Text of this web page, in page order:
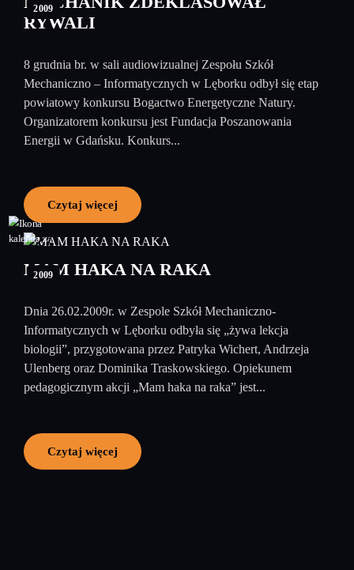
2009
RYWALI
8 grudnia br. w sali audiowizualnej Zespołu Szkół
Mechaniczno – Informatycznych w Lęborku odbył się etap
powiatowy konkursu Bogactwo Energetyczne Natury.
Organizatorem konkursu jest Fundacja Poszanowania
Energii w Gdańsku. Konkurs...
Czytaj więcej
27
2009
MAM HAKA NA RAKA
Dnia 26.02.2009r. w Zespole Szkół Mechaniczno-
Informatycznych w Lęborku odbyła się „żywa lekcja
biologii”, przygotowana przez Patryka Wichert, Andrzeja
Ulenberg oraz Dominika Traskowskiego. Opiekunem
pedagogicznym akcji „Mam haka na raka” jest...
Czytaj więcej